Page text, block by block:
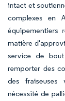
intact et
complexes en
équipementiers
matière
service de
remporter des
des fraiseuses
nécessité de